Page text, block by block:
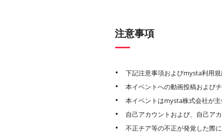
注意事項
下記注意事項およびmysta利用
本イベントへの動画投稿および
本イベントはmysta株式会社が
自己アカウントおよび、自己ア
不正チア等の不正が発覚した際